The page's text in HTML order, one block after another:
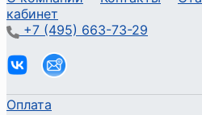
кабинет
+7 (495) 663-73-29
Оплата